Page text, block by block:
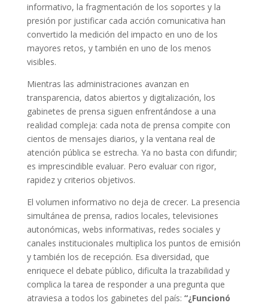
informativo, la fragmentación de los soportes y la
presión por justificar cada acción comunicativa han
convertido la medición del impacto en uno de los
mayores retos, y también en uno de los menos
visibles.
Mientras las administraciones avanzan en
transparencia, datos abiertos y digitalización, los
gabinetes de prensa siguen enfrentándose a una
realidad compleja: cada nota de prensa compite con
cientos de mensajes diarios, y la ventana real de
atención pública se estrecha. Ya no basta con difundir;
es imprescindible evaluar. Pero evaluar con rigor,
rapidez y criterios objetivos.
El volumen informativo no deja de crecer. La presencia
simultánea de prensa, radios locales, televisiones
autonómicas, webs informativas, redes sociales y
canales institucionales multiplica los puntos de emisión
y también los de recepción. Esa diversidad, que
enriquece el debate público, dificulta la trazabilidad y
complica la tarea de responder a una pregunta que
atraviesa a todos los gabinetes del país: “¿Funcionó